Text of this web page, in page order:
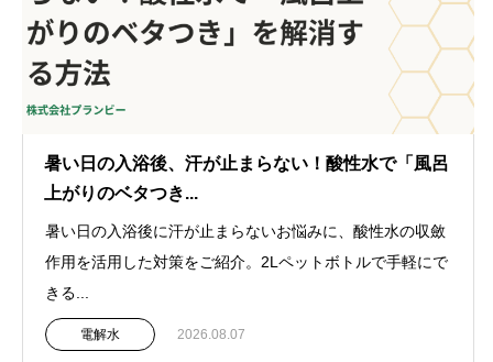
暑い日の入浴後、汗が止まらない！酸性水で「風呂
上がりのベタつき...
暑い日の入浴後に汗が止まらないお悩みに、酸性水の収斂
作用を活用した対策をご紹介。2Lペットボトルで手軽にで
きる...
電解水 2026.08.07